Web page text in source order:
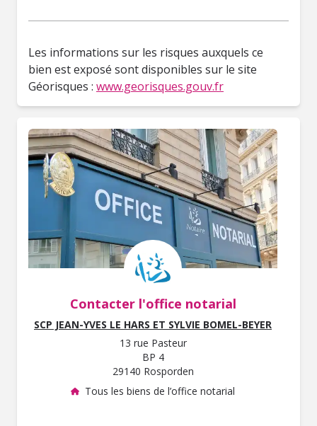
Les informations sur les risques auxquels ce
bien est exposé sont disponibles sur le site
Géorisques : www.georisques.gouv.fr
Contacter l'office notarial
SCP JEAN-YVES LE HARS ET SYLVIE BOMEL-BEYER
13 rue Pasteur
BP 4
29140 Rosporden
Tous les biens de l’office notarial